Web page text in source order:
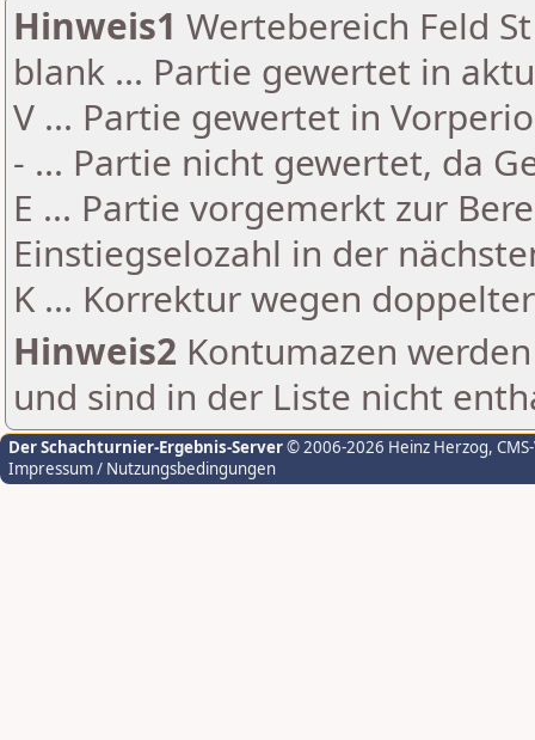
Hinweis1 Wertebereich Feld
blank ... Partie gewertet in
V ... Partie gewertet in
- ... Partie nicht gewertet, da
E ... Partie vorgemerkt zur
Einstiegselozahl in der
K ... Korrektur wegen
Hinweis2 Kontumazen
und sind in der Liste nicht
Der Schachturnier-Ergebnis-Server© 2006-2026 Heinz Herzog,
Impressum / Nutzungsbedingungen